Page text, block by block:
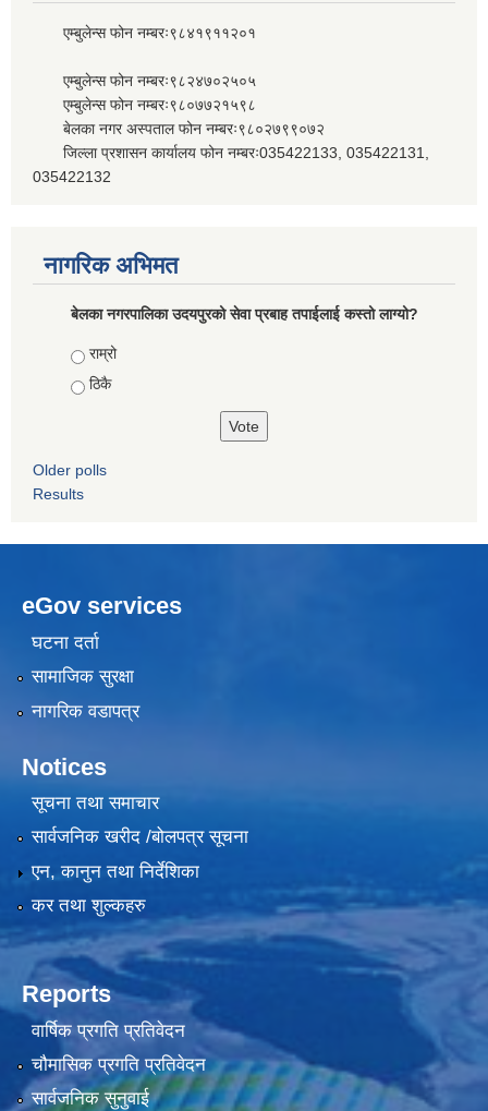
एम्बुलेन्स फोन नम्बरः९८४१९११२०१
एम्बुलेन्स फोन नम्बरः९८२४७०२५०५
एम्बुलेन्स फोन नम्बरः९८०७७२१५९८
बेलका नगर अस्पताल फोन नम्बरः९८०२७९९०७२
जिल्ला प्रशासन कार्यालय फोन नम्बरः035422133, 035422131,
035422132
नागरिक अभिमत
बेलका नगरपालिका उदयपुरको सेवा प्रबाह तपाईलाई कस्तो लाग्यो?
Choices
राम्रो
ठिकै
Older polls
Results
eGov services
घटना दर्ता
सामाजिक सुरक्षा
नागरिक वडापत्र
Notices
सूचना तथा समाचार
सार्वजनिक खरीद /बोलपत्र सूचना
एन, कानुन तथा निर्देशिका
कर तथा शुल्कहरु
Reports
वार्षिक प्रगति प्रतिवेदन
चौमासिक प्रगति प्रतिवेदन
सार्वजनिक सुनुवाई